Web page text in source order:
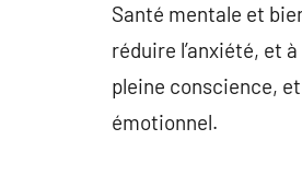
Santé mentale et
réduire l’anxiété, et
pleine conscience,
émotionnel.